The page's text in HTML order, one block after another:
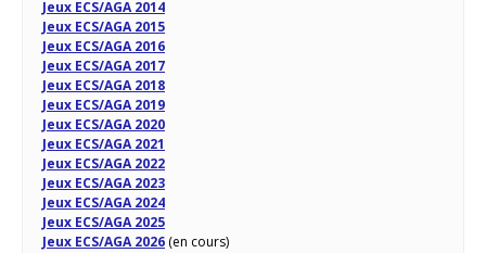
Jeux ECS/AGA 2014
Jeux ECS/AGA 2015
Jeux ECS/AGA 2016
Jeux ECS/AGA 2017
Jeux ECS/AGA 2018
Jeux ECS/AGA 2019
Jeux ECS/AGA 2020
Jeux ECS/AGA 2021
Jeux ECS/AGA 2022
Jeux ECS/AGA 2023
Jeux ECS/AGA 2024
Jeux ECS/AGA 2025
Jeux ECS/AGA 2026 (en cours)